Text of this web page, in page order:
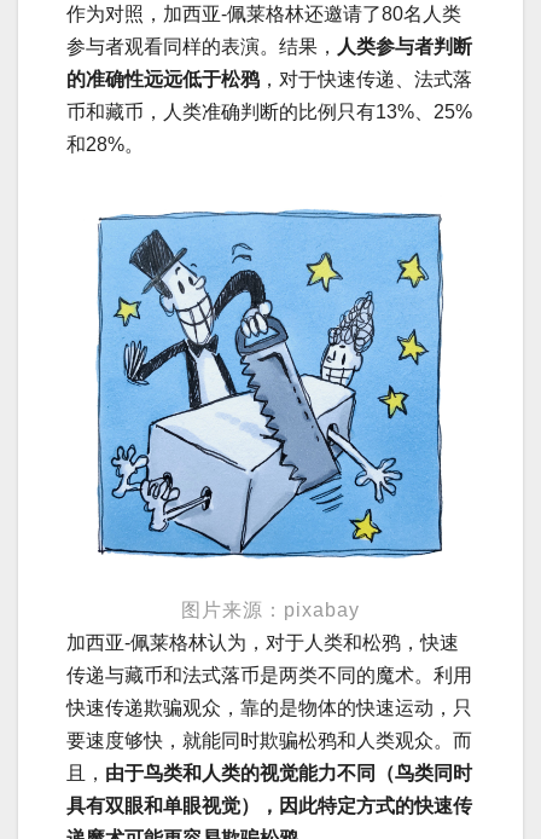
作为对照，加西亚-佩莱格林还邀请了80名人类
参与者观看同样的表演。结果， 人类参与者判断
的准确性远远低于松鸦 ，对于快速传递、法式落
币和藏币，人类准确判断的比例只有13%、25%
和28%。
图片来源：pixabay
加西亚-佩莱格林认为，对于人类和松鸦，快速
传递与藏币和法式落币是两类不同的魔术。利用
快速传递欺骗观众，靠的是物体的快速运动，只
要速度够快，就能同时欺骗松鸦和人类观众。而
且， 由于鸟类和人类的视觉能力不同（鸟类同时
具有双眼和单眼视觉），因此特定方式的快速传